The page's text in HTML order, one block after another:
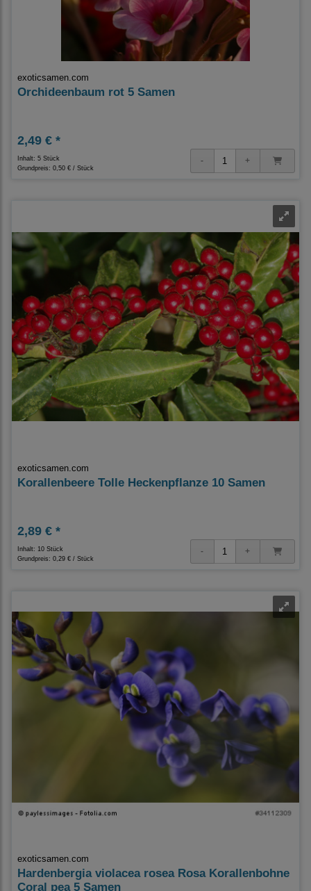
exoticsamen.com
Orchideenbaum rot 5 Samen
2,49 € *
Inhalt: 5 Stück
Grundpreis: 0,50 € / Stück
exoticsamen.com
Korallenbeere Tolle Heckenpflanze 10 Samen
2,89 € *
Inhalt: 10 Stück
Grundpreis: 0,29 € / Stück
exoticsamen.com
Hardenbergia violacea rosea Rosa Korallenbohne
Coral pea 5 Samen